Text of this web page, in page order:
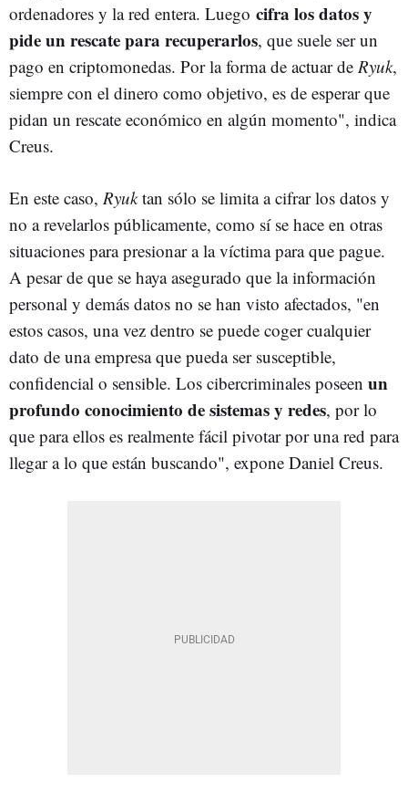
ordenadores y la red entera. Luego cifra los datos y
pide un rescate para recuperarlos, que suele ser un
pago en criptomonedas. Por la forma de actuar de Ryuk,
siempre con el dinero como objetivo, es de esperar que
pidan un rescate económico en algún momento", indica
Creus.
En este caso, Ryuktan sólo se limita a cifrar los datos y
no a revelarlos públicamente, como sí se hace en otras
situaciones para presionar a la víctima para que pague.
A pesar de que se haya asegurado que la información
personal y demás datos no se han visto afectados, "en
estos casos, una vez dentro se puede coger cualquier
dato de una empresa que pueda ser susceptible,
confidencial o sensible. Los cibercriminales poseen un
profundo conocimiento de sistemas y redes, por lo
que para ellos es realmente fácil pivotar por una red para
llegar a lo que están buscando", expone Daniel Creus.